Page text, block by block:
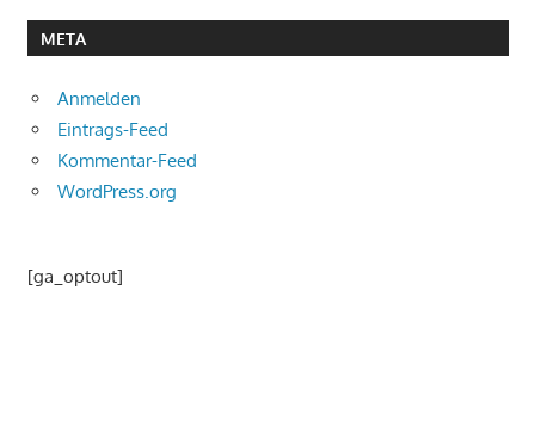
META
Anmelden
Eintrags-Feed
Kommentar-Feed
WordPress.org
[ga_optout]